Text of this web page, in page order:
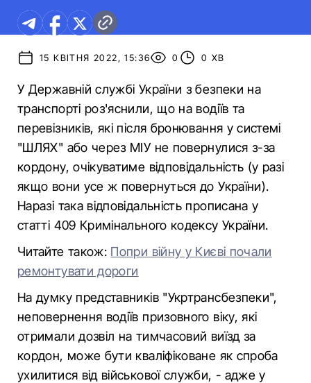
15 КВІТНЯ 2022, 15:36 0 0 ХВ
У Державній службі України з безпеки на
транспорті роз'яснили, що на водіїв та
перевізників, які після бронювання у системі
"ШЛЯХ" або через МІУ не повернулися з-за
кордону, очікуватиме відповідальність (у разі
якщо вони усе ж повернуться до України).
Наразі така відповідальність прописана у
статті 409 Кримінального кодексу України.
Читайте також: Попри війну у Києві почали
ремонтувати дороги
На думку представників "Укртрансбезпеки",
неповернення водіїв призовного віку, які
отримали дозвіл на тимчасовий виїзд за
кордон, може бути кваліфіковане як спроба
ухилитися від військової служби, - адже у